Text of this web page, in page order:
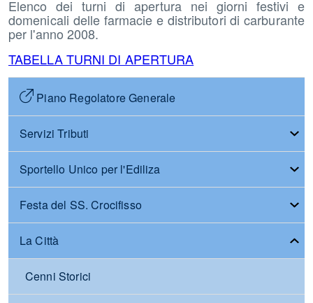
Elenco dei turni di apertura nei giorni festivi e
domenicali delle farmacie e distributori di carburante
per l'anno 2008.
TABELLA TURNI DI APERTURA
Piano Regolatore Generale
Servizi Tributi
Sportello Unico per l'Ediliza
Festa del SS. Crocifisso
La Città
Cenni Storici